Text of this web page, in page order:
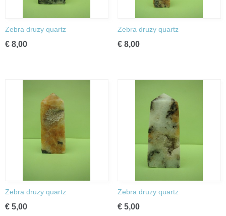
Zebra druzy quartz
€ 8,00
Zebra druzy quartz
€ 8,00
Zebra druzy quartz
€ 5,00
Zebra druzy quartz
€ 5,00